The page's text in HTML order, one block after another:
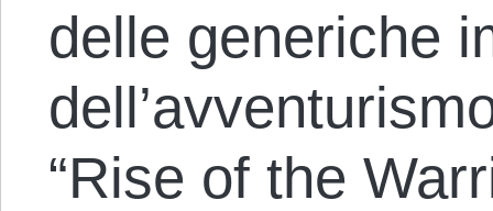
delle generiche
“Rise of the